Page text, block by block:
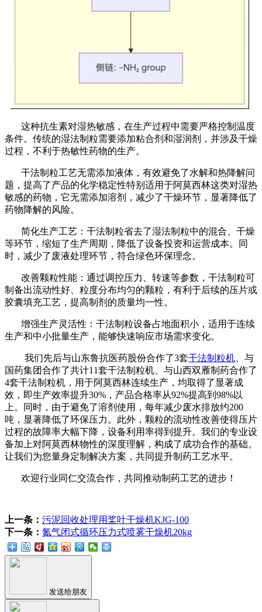
这种抗生素对湿热敏感，在生产过程中需要严格控制温度
条件。传统的湿法制粒需要添加粘合剂和湿润剂，并涉及干燥
过程，不利于热敏性药物的生产。
干法制粒工艺无需添加液体，有效避免了水解和热降解问
题，提高了产品的化学稳定性特别适用于阿莫西林这类对湿热
敏感的药物，它无需添加溶剂，减少了干燥环节，显著降低了
药物降解的风险。
简化生产工艺：干法制粒省去了湿法制粒中的混合、干燥
等环节，缩短了生产周期，降低了设备投资和运营成本。同
时，减少了废液处理环节，符合绿色环保理念。
改善颗粒性能：通过调控压力、转速等参数，干法制粒可
制备出流动性好、粒度分布均匀的颗粒，有利于后续的压片或
胶囊填充工艺，提高制剂的质量均一性。
增强生产灵活性：干法制粒设备占地面积小，适用于连续
生产和中小批量生产，能够快速响应市场需求变化。
我们先后与山东鲁抗医药股份合作了3套干法制粒机、与
国药集团合作了共计11套干法制粒机、与山西双雁制药合作了
4套干法制粒机，用于阿莫西林连续生产，均取得了显著成
效，即生产效率提升30%，产品合格率从92%提高到98%以
上。同时，由于避免了溶剂使用，每年减少废水排放约200
吨，显著降低了环保压力。此外，颗粒的流动性改善使得压片
过程的故障率大幅下降，设备利用率得到提升。 我们的专业设
备加上对阿莫西林物性的深度理解，构成了成功合作的基础。
让我们为您量身定制解决方案，共同提升制药工艺水平。
欢迎行业同仁交流合作，共同推动制药工艺的进步！
上一条： 污泥回收处理用桨叶干燥机KJG-100
下一条： 氮气闭式循环压力式喷雾干燥机20kg
发送给朋友